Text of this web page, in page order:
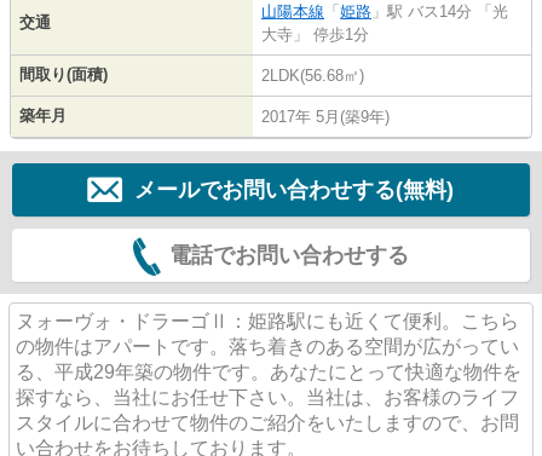
交通
山陽本線 「 姫路 」駅 バス14分 「光
大寺」 停歩1分
間取り(面積) 2LDK(56.68㎡)
築年月 2017年 5月(築9年)
メールでお問い合わせする(無料)
電話でお問い合わせする
ヌォーヴォ・ドラーゴⅡ：姫路駅にも近くて便利。こちら
の物件はアパートです。落ち着きのある空間が広がってい
る、平成29年築の物件です。あなたにとって快適な物件を
探すなら、当社にお任せ下さい。当社は、お客様のライフ
スタイルに合わせて物件のご紹介をいたしますので、お問
い合わせをお待ちしております。